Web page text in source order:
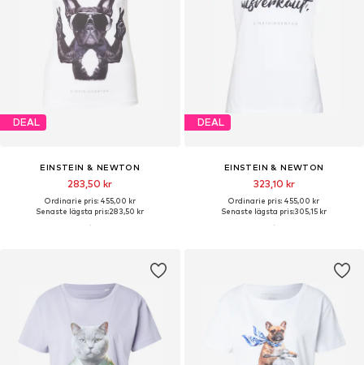
DEAL
EINSTEIN & NEWTON
283,50 kr
Ordinarie pris: 455,00 kr
Senaste lägsta pris:283,50 kr
DEAL
EINSTEIN & NEWTON
323,10 kr
Ordinarie pris: 455,00 kr
Senaste lägsta pris:305,15 kr